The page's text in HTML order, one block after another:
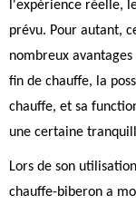
l'expérience réelle,
prévu. Pour autant,
nombreux
fin de chauffe, la
chauffe, et sa
une certaine
Lors de son
chauffe-biberon a